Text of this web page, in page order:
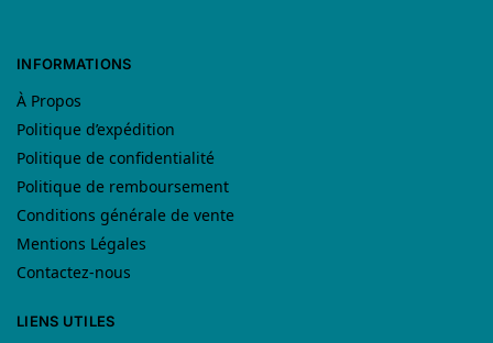
INFORMATIONS
À Propos
Politique d’expédition
Politique de confidentialité
Politique de remboursement
Conditions générale de vente
Mentions Légales
Contactez-nous
LIENS UTILES